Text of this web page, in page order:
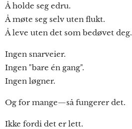
Å holde seg edru.
Å møte seg selv uten flukt.
Å leve uten det som bedøvet deg.
Ingen snarveier.
Ingen "bare én gang".
Ingen løgner.
Og for mange—så fungerer det.
Ikke fordi det er lett.